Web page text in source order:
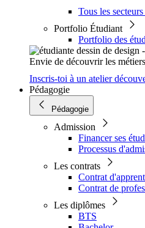
Tous les
Portfolio Étudiant
Portfolio des
Envie de découvrir les
Inscris-toi à un atelier
Pédagogie
Pédagogie
Admission
Financer ses
Processus
Les contrats
Contrat
Contrat de
Les diplômes
BTS